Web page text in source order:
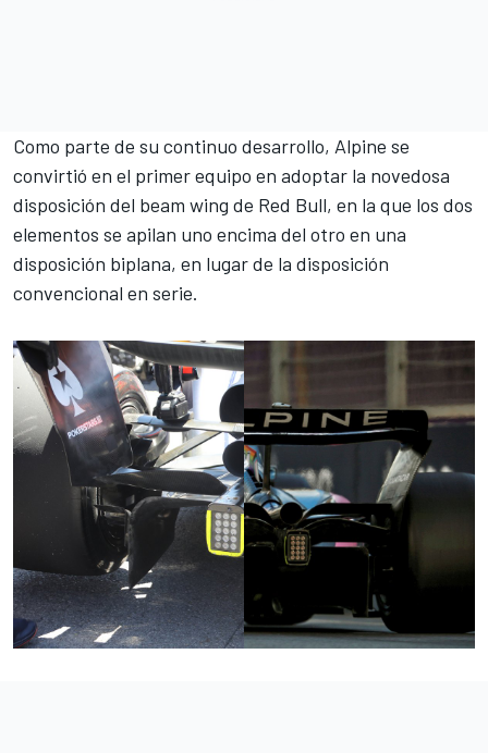
Como parte de su continuo desarrollo, Alpine se
convirtió en el primer equipo en adoptar la novedosa
disposición del beam wing de Red Bull, en la que los dos
elementos se apilan uno encima del otro en una
disposición biplana, en lugar de la disposición
convencional en serie.